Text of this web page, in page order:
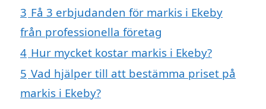
3 Få 3 erbjudanden för markis i Ekeby
från professionella företag
4 Hur mycket kostar markis i Ekeby?
5 Vad hjälper till att bestämma priset på
markis i Ekeby?